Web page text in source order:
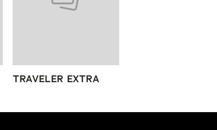
TRAVELER EXTRA